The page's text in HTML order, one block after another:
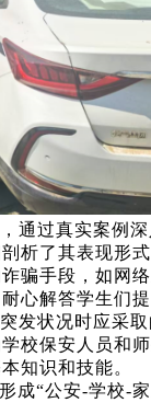
通过真实案例
析了其表现形
骗手段，如网
心解答学生们
发状况时应采
校保安人员和
知识和技能。
成“公安-学校-